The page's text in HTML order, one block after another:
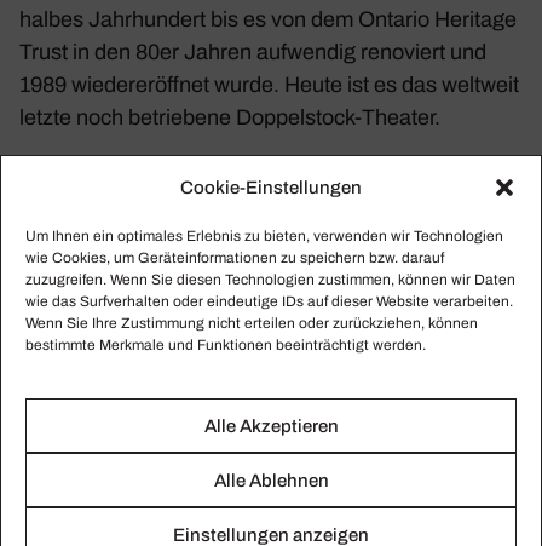
Cookie-Einstellungen
Um Ihnen ein optimales Erlebnis zu bieten, verwenden wir Technologien
wie Cookies, um Geräteinformationen zu speichern bzw. darauf
zuzugreifen. Wenn Sie diesen Technologien zustimmen, können wir Daten
wie das Surfverhalten oder eindeutige IDs auf dieser Website verarbeiten.
Wenn Sie Ihre Zustimmung nicht erteilen oder zurückziehen, können
bestimmte Merkmale und Funktionen beeinträchtigt werden.
Alle Akzeptieren
Alle Ablehnen
Einstellungen anzeigen
halbes Jahr­hun­dert bis es von dem Ontario Heri­tage
Trust in den 80er Jahren aufwendig reno­viert und
1989 wieder­eröffnet wurde. Heute ist es das welt­weit
letzte noch betrie­bene Doppel­stock-Theater.
Weitere Informationen zum Winter Garden Theatre
https://www.heritagetrust.on.ca/EWG/ewg-home
Fotos: WikiCommons / Ontario Heritage Trust